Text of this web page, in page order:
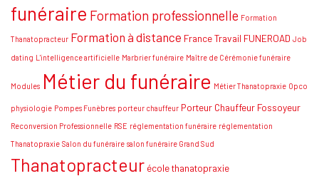
funéraire Formation professionnelle Formation
Thanatopracteur Formation à distance France Travail FUNEROAD Job
dating L'intelligence artificielle Marbrier funéraire Maître de Cérémonie funéraire
Modules Métier du funéraire Métier Thanatopraxie Opco
physiologie Pompes Funèbres porteur chauffeur Porteur Chauffeur Fossoyeur
Reconversion Professionnelle RSE réglementation funéraire réglementation
Thanatopraxie Salon du funéraire salon funéraire Grand Sud
Thanatopracteur école thanatopraxie